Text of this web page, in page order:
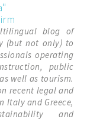
blog of
(but not only) to
operating
public
well as tourism.
recent legal and
Italy and Greece,
and